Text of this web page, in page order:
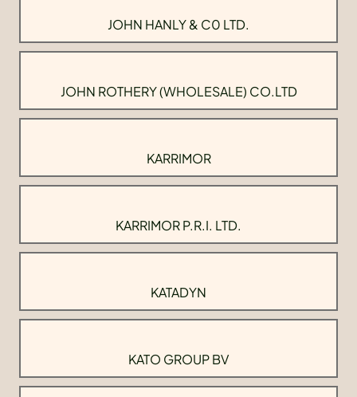
JOHN HANLY & C0 LTD.
JOHN ROTHERY (WHOLESALE) CO.LTD
KARRIMOR
KARRIMOR P.R.I. LTD.
KATADYN
KATO GROUP BV